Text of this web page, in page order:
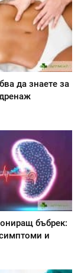
да знаете за
бъбрек:
и